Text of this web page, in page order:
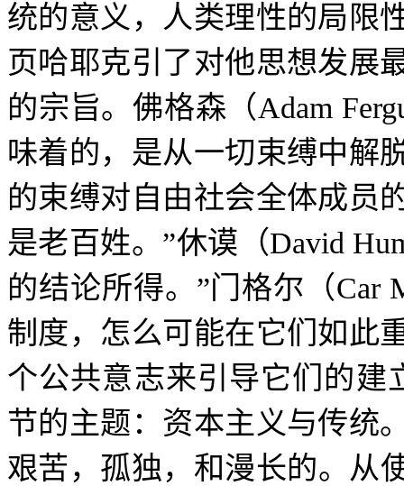
统的意义，人类理性的局限
页哈耶克引了对他思想发展
的宗旨。佛格森（Adam
味着的，是从一切束缚中解
的束缚对自由社会全体成员
是老百姓。 ”休谟（David
的结论所得。 ”门格尔（Car
制度，怎么可能在它们如此
个公共意志来引导它们的建
节的主题：资本主义与传统
艰苦，孤独，和漫长的。从